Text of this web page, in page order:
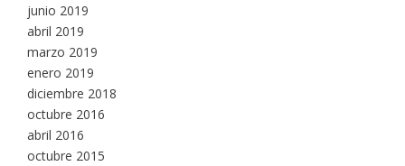
junio 2019
abril 2019
marzo 2019
enero 2019
diciembre 2018
octubre 2016
abril 2016
octubre 2015